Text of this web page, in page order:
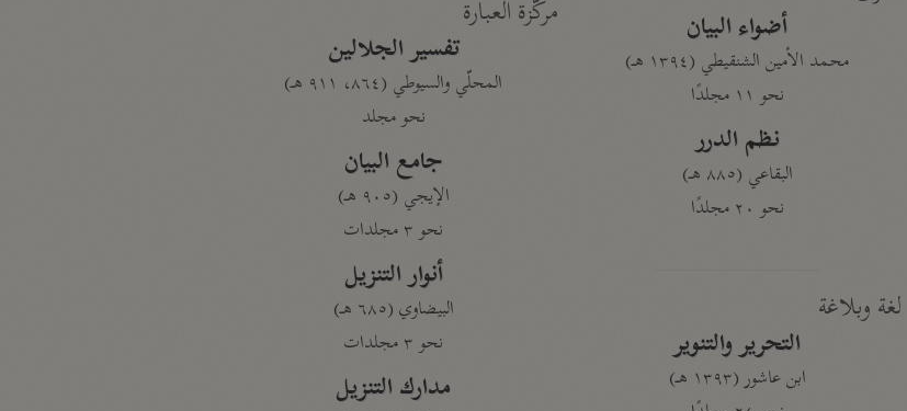
أضواء البيان
محمد الأمين الشنقيطي (١٣٩٤ هـ)
نحو ١١ مجلدًا
نظم الدرر
البقاعي (٨٨٥ هـ)
نحو ٢٠ مجلدًا
لغة وبلاغة
التحرير والتنوير
ابن عاشور (١٣٩٣ هـ)
مركَّزة العبارة
تفسير الجلالين
المحلّي والسيوطي (٨٦٤، ٩١١ هـ)
نحو مجلد
جامع البيان
الإيجي (٩٠٥ هـ)
نحو ٣ مجلدات
أنوار التنزيل
البيضاوي (٦٨٥ هـ)
نحو ٣ مجلدات
مدارك التنزيل